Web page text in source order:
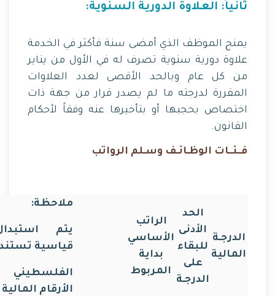
‏ثانياً: العلاوة الدورية السنوية:‏
يمنح الموظف الذي أمضى سنة فأكثر في الخدمة
علاوة دورية سنوية تصرف له في الأول من يناير
من كل ‏عام وبالحد الأقصى لعدد العلاوات
المقررة لدرجته ما لم يصدر قرار من جهة ذات
اختصاص بحجبها أو ‏بتأخيرها عنه وفقاً لأحكام
القانون.‏
فــئــات الوظـائـف وسـلم الرواتب
الدرجـة
المالية
الحد
الأدنى
للبقاء
على
الدرجـة
الراتب
الأساسي
بداية
المربوط
ملاحظة:
يتم
قياسية تستند
الأرقام